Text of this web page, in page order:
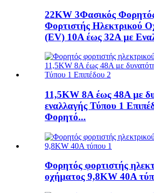
22KW 3Φασικός
Φορτιστής Ηλεκτρικού
(EV) 10A έως 32A με
11,5KW 8A έως 48A με
εναλλαγής Τύπου 1
Φορητό...
Φορητός φορτιστής
οχήματος 9,8KW 40A